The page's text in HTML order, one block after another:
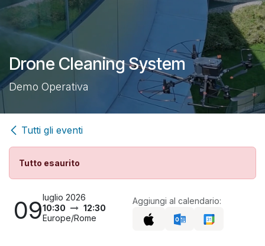
Passa al contenuto
Drone Cleaning System
Demo Operativa
Tutti gli eventi
Tutto esaurito
09luglio 2026
10:30
12:30
Europe/Rome
Aggiungi al calendario: